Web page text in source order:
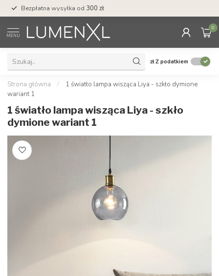
Bezpłatna wysyłka od 300 zł
MENU
0
złZ podatkiem
Strona główna /
1 światło lampa wisząca Liya - szkło dymione
wariant 1
1 światło lampa wisząca Liya - szkło
dymione wariant 1